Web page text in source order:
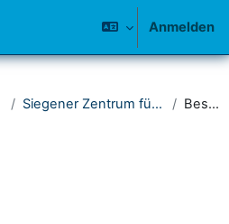
Anmelden
Siegener Zentrum für Gender Studies (Gestu_S) Beschreibung